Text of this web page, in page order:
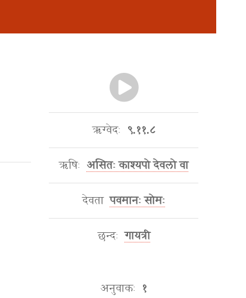
ऋग्वेदः ९.११.८
ऋषिः असितः काश्यपो देवलो वा
देवता पवमानः सोमः
छन्दः गायत्री
अनुवाकः १